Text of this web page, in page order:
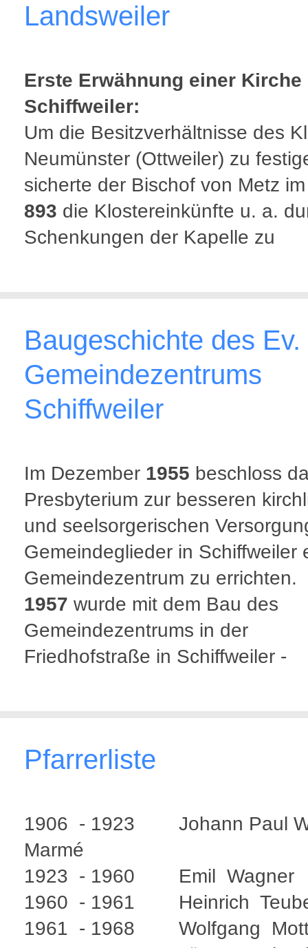
Landsweiler
Erste Erwähnung einer Kirche
Schiffweiler:
Um die Besitzverhältnisse des
Neumünster (Ottweiler) zu
sicherte der Bischof von Metz
893 die Klostereinkünfte u. a.
Schenkungen der Kapelle zu
Baugeschichte des Ev.
Gemeindezentrums
Schiffweiler
Im Dezember 1955 beschloss
Presbyterium zur besseren
und seelsorgerischen
Gemeindeglieder in Schiffweiler
Gemeindezentrum zu errichten.
1957 wurde mit dem Bau des
Gemeindezentrums in der
Friedhofstraße in Schiffweiler -
Pfarrerliste
1906 - 1923 Johann Paul
Marmé
1923 - 1960 Emil Wagner
1960 - 1961 Heinrich
1961 - 1968 Wolfgang